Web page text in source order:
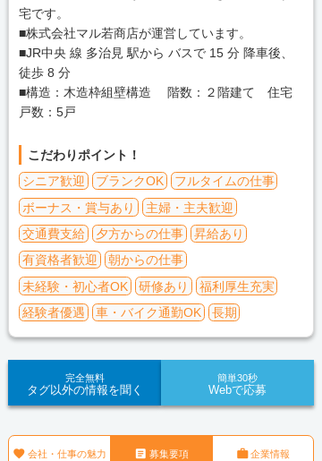
宅です。
■株式会社マル若商店が運営しています。
■JR中央 線 多治見 駅から バスで 15 分 降車後、
徒歩 8 分
■構造：木造枠組壁構造 階数：２階建て 住宅
戸数：5戸
こだわりポイント！
シニア歓迎
ブランクOK
フルタイムの仕事
ボーナス・賞与あり
主婦・主夫歓迎
交通費支給
夕方からの仕事
昇給あり
有資格者歓迎
朝からの仕事
未経験・初心者OK
研修あり
福利厚生充実
経験者優遇
車・バイク通勤OK 長期
完全無料
タグ以外の情報を聞く
簡単30秒
Webで応募
 会社・仕事の魅力  募集要項 企業情報